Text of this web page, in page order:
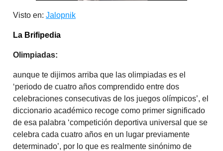
Visto en: Jalopnik
La Brifipedia
Olimpiadas:
aunque te dijimos arriba que las olimpiadas es el
‘periodo de cuatro años comprendido entre dos
celebraciones consecutivas de los juegos olímpicos’, el
diccionario académico recoge como primer significado
de esa palabra ‘competición deportiva universal que se
celebra cada cuatro años en un lugar previamente
determinado’, por lo que es realmente sinónimo de